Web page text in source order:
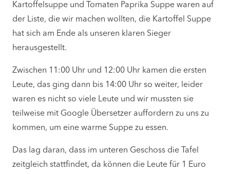
Kartoffelsuppe und Tomaten Paprika Suppe waren auf
der Liste, die wir machen wollten, die Kartoffel Suppe
hat sich am Ende als unseren klaren Sieger
herausgestellt.
Zwischen 11:00 Uhr und 12:00 Uhr kamen die ersten
Leute, das ging dann bis 14:00 Uhr so weiter, leider
waren es nicht so viele Leute und wir mussten sie
teilweise mit Google Übersetzer auffordern zu uns zu
kommen, um eine warme Suppe zu essen.
Das lag daran, dass im unteren Geschoss die Tafel
zeitgleich stattfindet, da können die Leute für 1 Euro